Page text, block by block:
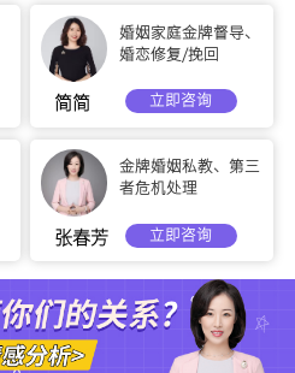
婚姻家庭金牌督导、
婚恋修复/挽回
简简 立即咨询
金牌婚姻私教、第三
者危机处理
张春芳 立即咨询